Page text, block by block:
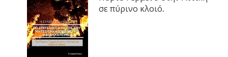
σε πύρινο κλοιό.